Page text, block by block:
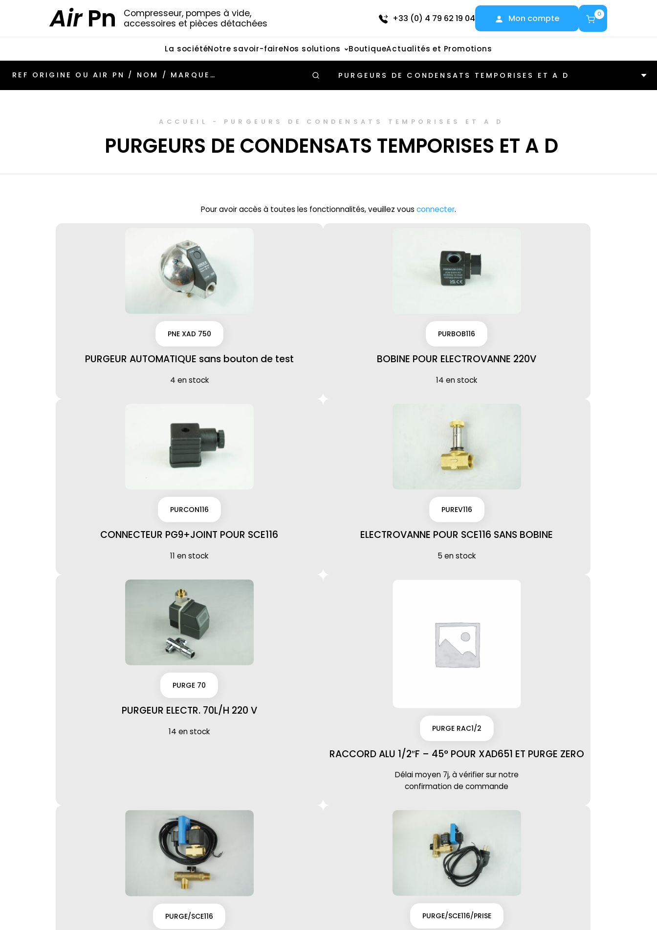
AirPn
Compresseur, pompes à vide,
accessoires et pièces détachées
+33 (0) 4 79 62 19 04 Mon compte 0
La sociétéNotre savoir-faireNos solutions BoutiqueActualités et Promotions
PURGEURS DE CONDENSATS TEMPORISES ET A D
ACCUEIL - PURGEURS DE CONDENSATS TEMPORISES ET A D
PURGEURS DE CONDENSATS TEMPORISES ET A D
Pour avoir accès à toutes les fonctionnalités, veuillez vous connecter.
PNE XAD 750
PURGEUR AUTOMATIQUE sans bouton de test
4 en stock
PURBOB116
BOBINE POUR ELECTROVANNE 220V
14 en stock
PURCON116
CONNECTEUR PG9+JOINT POUR SCE116
11 en stock
PUREV116
ELECTROVANNE POUR SCE116 SANS BOBINE
5 en stock
PURGE 70
PURGEUR ELECTR. 70L/H 220 V
14 en stock PURGE RAC1/2
RACCORD ALU 1/2″F – 45° POUR XAD651 ET PURGE ZERO
Délai moyen 7j, à vérifier sur notre
confirmation de commande
PURGE/SCE116 PURGE/SCE116/PRISE